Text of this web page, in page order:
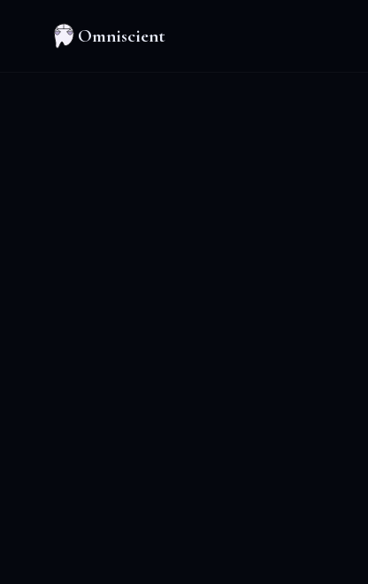
Omniscient